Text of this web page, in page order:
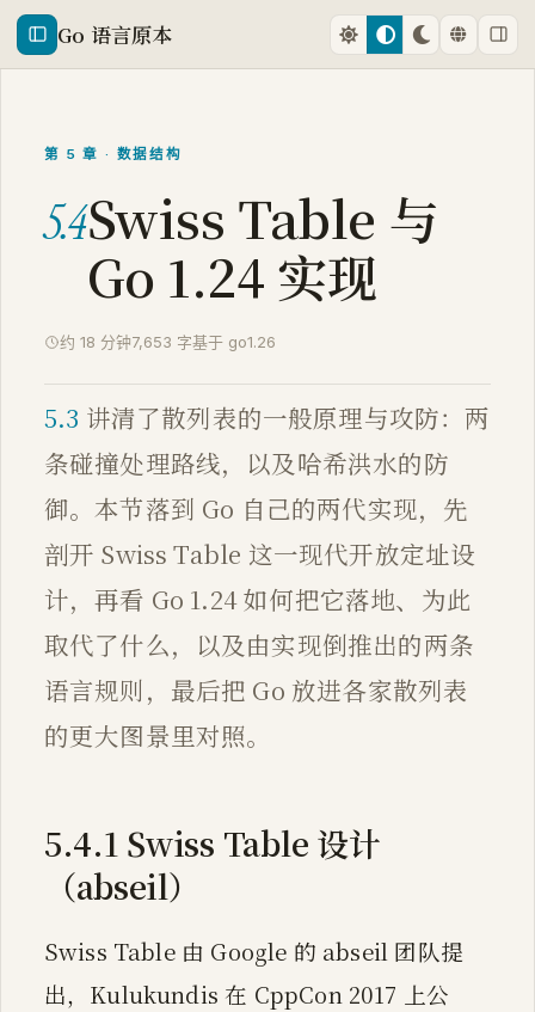
Go 语言原本
第 5 章 · 数据结构
5.4Swiss Table 与
Go 1.24 实现
约 18 分钟7,653 字基于 go1.26
5.3 讲清了散列表的一般原理与攻防：两
条碰撞处理路线，以及哈希洪水的防
御。本节落到 Go 自己的两代实现，先
剖开 Swiss Table 这一现代开放定址设
计，再看 Go 1.24 如何把它落地、为此
取代了什么，以及由实现倒推出的两条
语言规则，最后把 Go 放进各家散列表
的更大图景里对照。
5.4.1 Swiss Table 设计
（abseil）
Swiss Table 由 Google 的 abseil 团队提
出，Kulukundis 在 CppCon 2017 上公